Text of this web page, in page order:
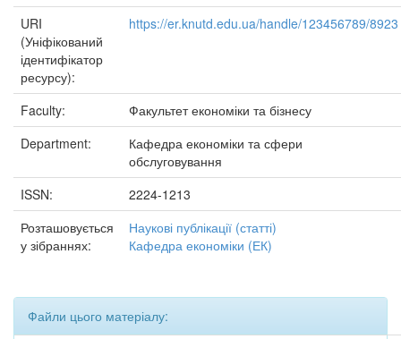
URI
(Уніфікований
ідентифікатор
ресурсу):
https://er.knutd.edu.ua/handle/123456789/8923
Faculty:
Факультет економіки та бізнесу
Department:
Кафедра економіки та сфери
обслуговування
ISSN:
2224-1213
Розташовується
у зібраннях:
Наукові публікації (статті)
Кафедра економіки (ЕК)
Файли цього матеріалу: